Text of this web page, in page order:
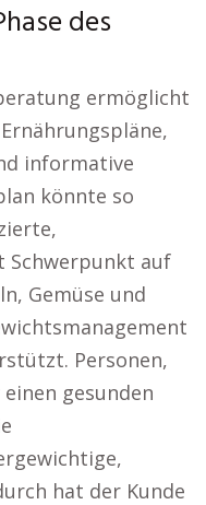
des
ermöglicht
informative
könnte so
Schwerpunkt auf
Gemüse und
Personen,
gesunden
hat der Kunde